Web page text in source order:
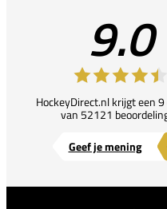
9.0
HockeyDirect.nl krijgt een 9
van 52121
Geef je mening